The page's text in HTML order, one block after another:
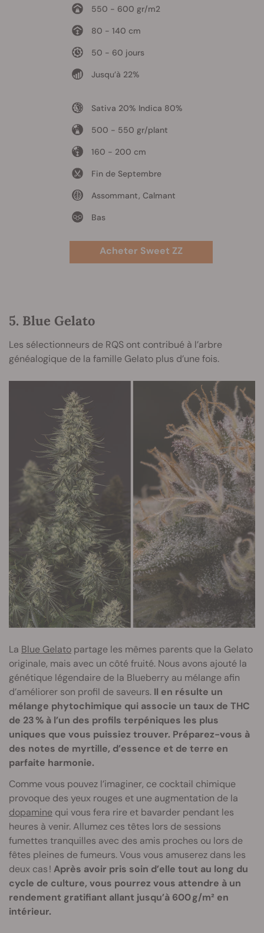
550 - 600 gr/m2
80 - 140 cm
50 - 60 jours
Jusqu’à 22%
Sativa 20% Indica 80%
500 - 550 gr/plant
160 - 200 cm
Fin de Septembre
Assommant, Calmant
Bas
Acheter Sweet ZZ
5. Blue Gelato
Les sélectionneurs de RQS ont contribué à l’arbre
généalogique de la famille Gelato plus d’une fois.
La Blue Gelato partage les mêmes parents que la Gelato
originale, mais avec un côté fruité. Nous avons ajouté la
génétique légendaire de la Blueberry au mélange afin
d’améliorer son profil de saveurs. Il en résulte un
mélange phytochimique qui associe un taux de THC
de 23 % à l’un des profils terpéniques les plus
uniques que vous puissiez trouver. Préparez-vous à
des notes de myrtille, d’essence et de terre en
parfaite harmonie.
Comme vous pouvez l’imaginer, ce cocktail chimique
provoque des yeux rouges et une augmentation de la
dopamine qui vous fera rire et bavarder pendant les
heures à venir. Allumez ces têtes lors de sessions
fumettes tranquilles avec des amis proches ou lors de
fêtes pleines de fumeurs. Vous vous amuserez dans les
deux cas ! Après avoir pris soin d’elle tout au long du
cycle de culture, vous pourrez vous attendre à un
rendement gratifiant allant jusqu’à 600 g/m² en
intérieur.